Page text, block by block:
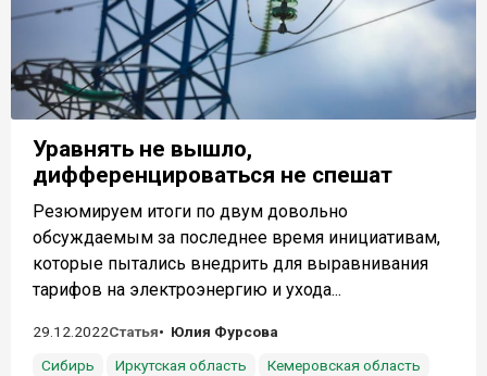
Уравнять не вышло,
дифференцироваться не спешат
Резюмируем итоги по двум довольно
обсуждаемым за последнее время инициативам,
которые пытались внедрить для выравнивания
тарифов на электроэнергию и ухода...
29.12.2022Статья
Юлия Фурсова
Сибирь
Иркутская область
Кемеровская область